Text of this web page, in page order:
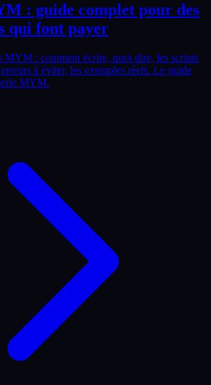
: guide complet pour des
qui font payer
MYM : comment écrire, quoi dire, les scripts
à éviter, les exemples réels. Le guide
MYM.